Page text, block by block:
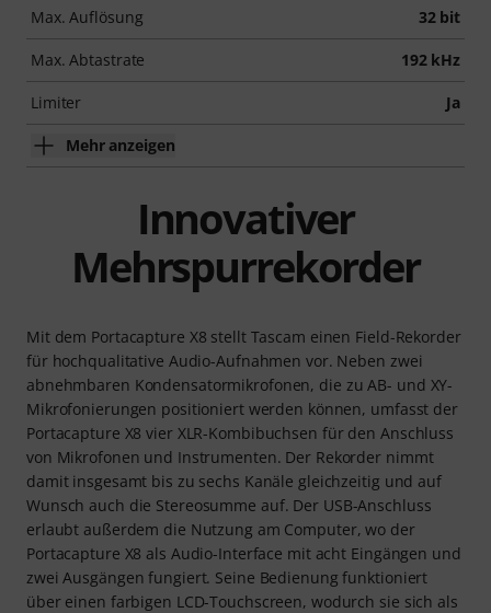
Max. Auflösung 32 bit
Max. Abtastrate 192 kHz
Limiter Ja
Mehr anzeigen
Innovativer
Mehrspurrekorder
Mit dem Portacapture X8 stellt Tascam einen Field-Rekorder
für hochqualitative Audio-Aufnahmen vor. Neben zwei
abnehmbaren Kondensatormikrofonen, die zu AB- und XY-
Mikrofonierungen positioniert werden können, umfasst der
Portacapture X8 vier XLR-Kombibuchsen für den Anschluss
von Mikrofonen und Instrumenten. Der Rekorder nimmt
damit insgesamt bis zu sechs Kanäle gleichzeitig und auf
Wunsch auch die Stereosumme auf. Der USB-Anschluss
erlaubt außerdem die Nutzung am Computer, wo der
Portacapture X8 als Audio-Interface mit acht Eingängen und
zwei Ausgängen fungiert. Seine Bedienung funktioniert
über einen farbigen LCD-Touchscreen, wodurch sie sich als